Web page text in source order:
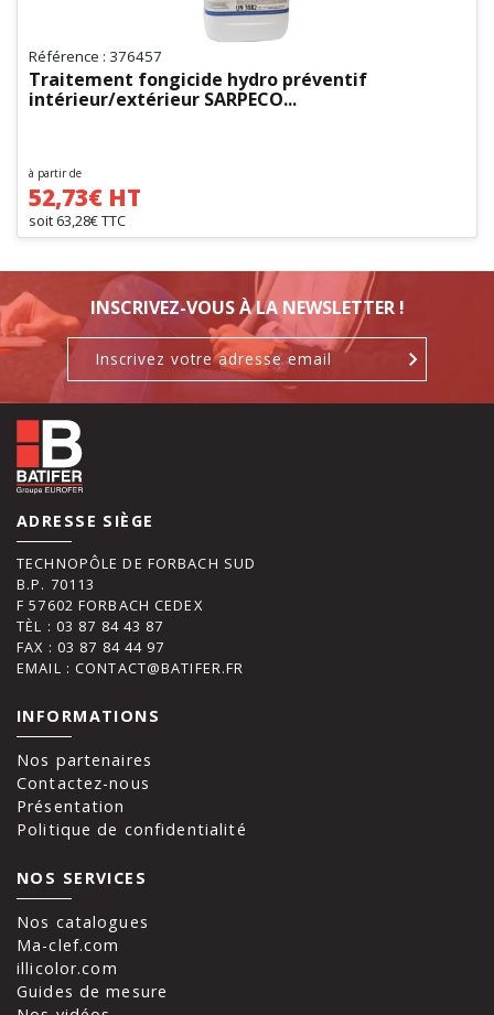
Référence : 376457
Traitement fongicide hydro préventif
intérieur/extérieur SARPECO...
à partir de
52,73€ HT
soit 63,28€ TTC
INSCRIVEZ-VOUS À LA NEWSLETTER !
ADRESSE SIÈGE
TECHNOPÔLE DE FORBACH SUD
B.P. 70113
F 57602 FORBACH CEDEX
TÈL : 03 87 84 43 87
FAX : 03 87 84 44 97
EMAIL : CONTACT@BATIFER.FR
INFORMATIONS
Nos partenaires
Contactez-nous
Présentation
Politique de confidentialité
NOS SERVICES
Nos catalogues
Ma-clef.com
illicolor.com
Guides de mesure